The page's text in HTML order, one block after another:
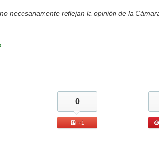
necesariamente reflejan la opinión de la
0
+1